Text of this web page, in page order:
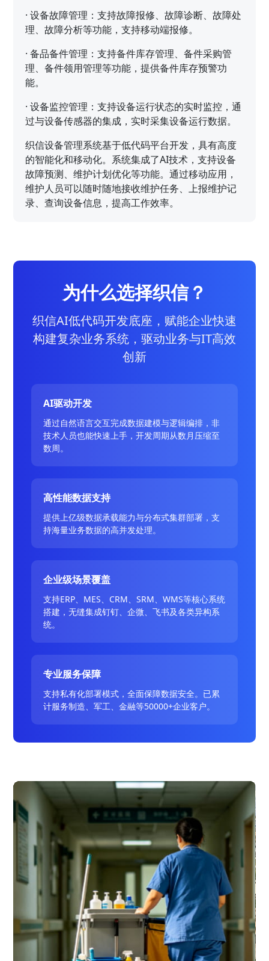
·设备故障管理：支持故障报修、故障诊断、故障处
理、故障分析等功能，支持移动端报修。
·备品备件管理：支持备件库存管理、备件采购管
理、备件领用管理等功能，提供备件库存预警功
能。
·设备监控管理：支持设备运行状态的实时监控，通
过与设备传感器的集成，实时采集设备运行数据。
织信设备管理系统基于低代码平台开发，具有高度
的智能化和移动化。系统集成了AI技术，支持设备
故障预测、维护计划优化等功能。通过移动应用，
维护人员可以随时随地接收维护任务、上报维护记
录、查询设备信息，提高工作效率。
为什么选择织信？
织信AI低代码开发底座，赋能企业快速
构建复杂业务系统，驱动业务与IT高效
创新
AI驱动开发
通过自然语言交互完成数据建模与逻辑编排，非
技术人员也能快速上手，开发周期从数月压缩至
数周。
高性能数据支持
提供上亿级数据承载能力与分布式集群部署，支
持海量业务数据的高并发处理。
企业级场景覆盖
支持ERP、MES、CRM、SRM、WMS等核心系统
搭建，无缝集成钉钉、企微、飞书及各类异构系
统。
专业服务保障
支持私有化部署模式，全面保障数据安全。已累
计服务制造、军工、金融等50000+企业客户。